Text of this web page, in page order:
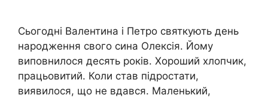
Сьогодні Валентина і Петро святкують день
народження свого сина Олексія. Йому
виповнилося десять років. Хороший хлопчик,
працьовитий. Коли став підростати,
виявилося, що не вдався. Маленький,